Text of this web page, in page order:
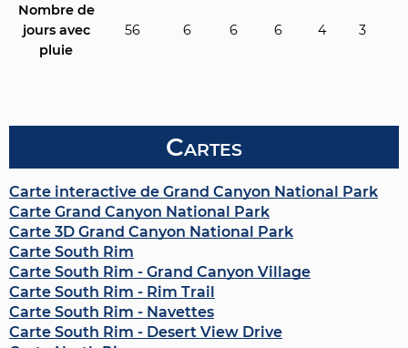
Nombre de
jours avec
pluie
56 6 6 6 4 3
Cartes
Carte interactive de Grand Canyon National Park
Carte Grand Canyon National Park
Carte 3D Grand Canyon National Park
Carte South Rim
Carte South Rim - Grand Canyon Village
Carte South Rim - Rim Trail
Carte South Rim - Navettes
Carte South Rim - Desert View Drive